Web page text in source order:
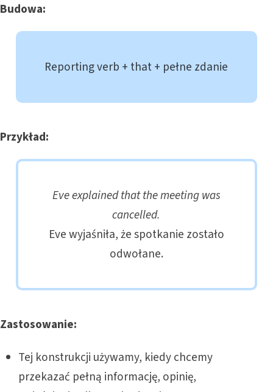
Budowa:
Reporting verb + that + pełne zdanie
Przykład:
Eve explained that the meeting was
cancelled.
Eve wyjaśniła, że spotkanie zostało
odwołane.
Zastosowanie:
Tej konstrukcji używamy, kiedy chcemy
przekazać pełną informację, opinię,